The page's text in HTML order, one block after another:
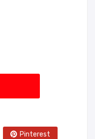
Pinterest